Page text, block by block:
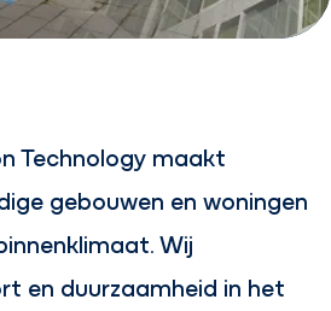
Technology maakt
gebouwen en woningen
Wij
en duurzaamheid in het